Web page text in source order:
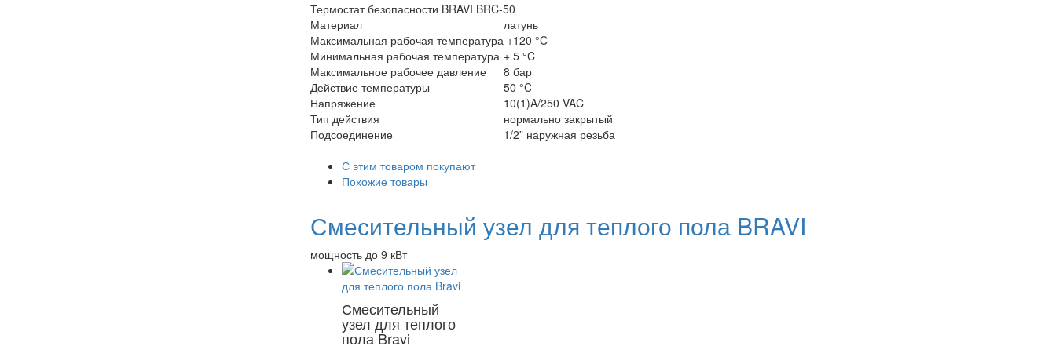
Термостат безопасности BRAVI BRC-50
Материал
латунь
Максимальная рабочая температура+120 °C
Минимальная рабочая температура + 5 °C
Максимальное рабочее давление
8 бар
Действие температуры
50 °C
Напряжение
10(1)A/250 VAC
Тип действия
нормально закрытый
Подсоединение
1/2” наружная резьба
С этим товаром покупают
Похожие товары
Смесительный узел для теплого пола BRAVI
мощность до 9 кВт
Смесительный
узел для теплого
пола Bravi